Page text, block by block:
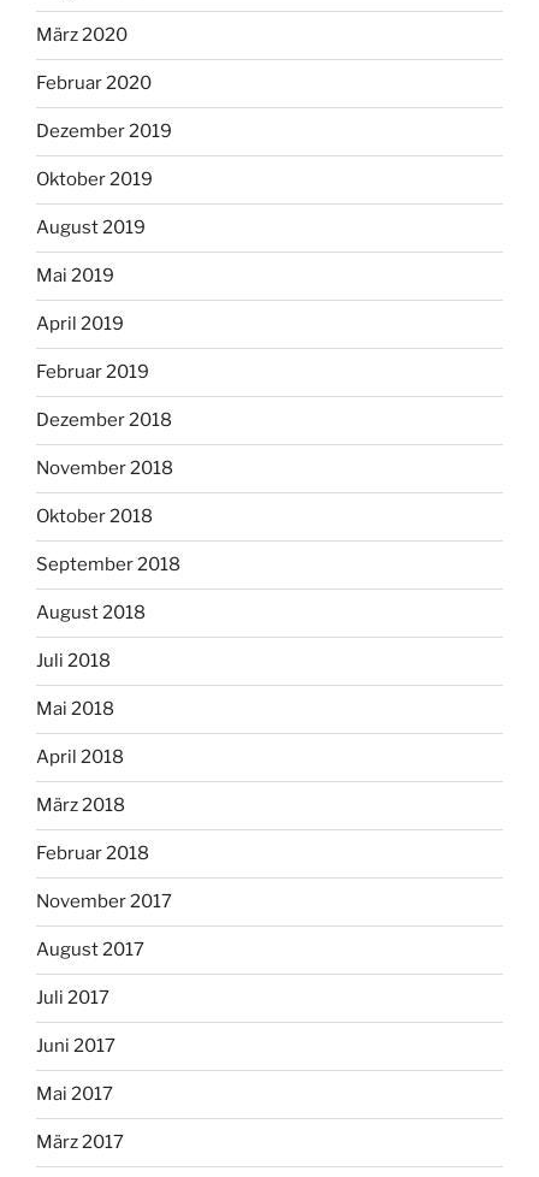
März 2020
Februar 2020
Dezember 2019
Oktober 2019
August 2019
Mai 2019
April 2019
Februar 2019
Dezember 2018
November 2018
Oktober 2018
September 2018
August 2018
Juli 2018
Mai 2018
April 2018
März 2018
Februar 2018
November 2017
August 2017
Juli 2017
Juni 2017
Mai 2017
März 2017